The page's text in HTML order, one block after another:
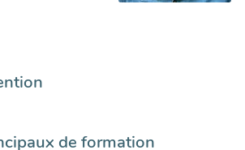
de formation